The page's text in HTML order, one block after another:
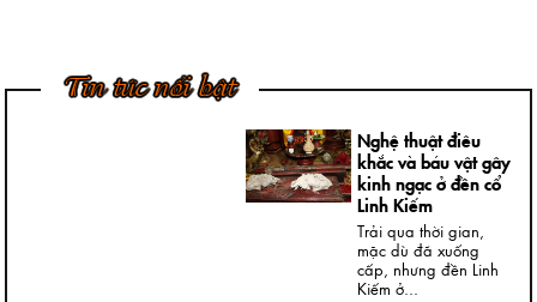
Tin tức nổi bật
tượng khá thông dụng
Nghệ thuật điêu
khắc và báu vật gây
kinh ngạc ở đền cổ
Linh Kiếm
Trải qua thời gian,
mặc dù đã xuống
cấp, nhưng đền Linh
Kiếm ở...